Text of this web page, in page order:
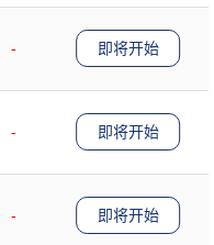
-
即将开始
-
即将开始
-
即将开始